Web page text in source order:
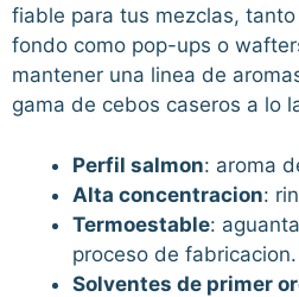
fiable para tus mezclas,
fondo como pop-ups o
mantener una linea de
gama de cebos caseros a lo
Perfil salmon: aroma
Alta concentracion:
Termoestable:
proceso de fabricacion.
Solventes de primer